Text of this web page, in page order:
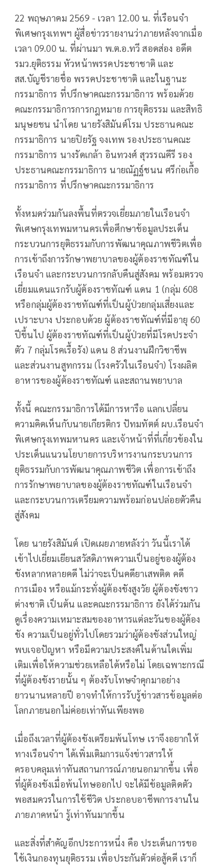
22 พฤษภาคม 2569 - เวลา 12.00 น. ที่เรือนจำ
พิเศษกรุงเทพฯ ผู้สื่อข่าวรายงานว่าภายหลังจากเมื่อ
เวลา 09.00 น. ที่ผ่านมา พ.ต.อ.ทวี สอดส่อง อดีต
รมว.ยุติธรรม หัวหน้าพรรคประชาชาติ และ
สส.บัญชีรายชื่อ พรรคประชาชาติ และในฐานะ
กรรมาธิการ ที่ปรึกษาคณะกรรมาธิการ พร้อมด้วย
คณะกรรมาธิการการกฎหมาย การยุติธรรม และสิทธิ
มนุษยชน นำโดย นายรังสิมันต์โรม ประธานคณะ
กรรมาธิการ นายปิยรัฐ จงเทพ รองประธานคณะ
กรรมาธิการ นางรัดเกล้า อินทวงศ์ สุวรรณคีรี รอง
ประธานคณะกรรมาธิการ นายณัฏฐ์ชนน ศรีก่อเกื้อ
กรรมาธิการ ที่ปรึกษาคณะกรรมาธิการ
ทั้งหมดร่วมกันลงพื้นที่ตรวจเยี่ยมภายในเรือนจำ
พิเศษกรุงเทพมหานครเพื่อศึกษาข้อมูลประเด็น
กระบวนการยุติธรรมกับการพัฒนาคุณภาพชีวิตเพื่อ
การเข้าถึงการรักษาพยาบาลของผู้ต้องราชทัณฑ์ใน
เรือนจำ และกระบวนการกลับคืนสู่สังคม พร้อมตรวจ
เยี่ยมแดนแรกรับผู้ต้องราชทัณฑ์ แดน 1 (กลุ่ม 608
หรือกลุ่มผู้ต้องราชทัณฑ์ที่เป็นผู้ป่วยกลุ่มเสี่ยงและ
เปราะบาง ประกอบด้วย ผู้ต้องราชทัณฑ์ที่มีอายุ 60
ปีขึ้นไป ผู้ต้องราชทัณฑ์ที่เป็นผู้ป่วยที่มีโรคประจำ
ตัว 7 กลุ่มโรคเรื้อรัง) แดน 8 ส่วนงานฝึกวิชาชีพ
และส่วนงานสูทกรรม (โรงครัวในเรือนจำ) โรงผลิต
อาหารของผู้ต้องราชทัณฑ์ และสถานพยาบาล
ทั้งนี้ คณะกรรมาธิการได้มีการหารือ แลกเปลี่ยน
ความคิดเห็นกับนายเกียรติกร ปัทมทัตต์ ผบ.เรือนจำ
พิเศษกรุงเทพมหานคร และเจ้าหน้าที่ที่เกี่ยวข้องใน
ประเด็นแนวนโยบายการบริหารงานกระบวนการ
ยุติธรรมกับการพัฒนาคุณภาพชีวิต เพื่อการเข้าถึง
การรักษาพยาบาลของผู้ต้องราชทัณฑ์ในเรือนจำ
และกระบวนการเตรียมความพร้อมก่อนปล่อยตัวคืน
สู่สังคม
โดย นายรังสิมันต์ เปิดเผยภายหลังว่า วันนี้เราได้
เข้าไปเยี่ยมเยียนสวัสดิภาพความเป็นอยู่ของผู้ต้อง
ขังหลากหลายคดี ไม่ว่าจะเป็นคดียาเสพติด คดี
การเมือง หรือแม้กระทั่งผู้ต้องขังสูงวัย ผู้ต้องขังชาว
ต่างชาติ เป็นต้น และคณะกรรมาธิการ ยังได้ร่วมกัน
ดูเรื่องความเหมาะสมของอาหารแต่ละวันของผู้ต้อง
ขัง ความเป็นอยู่ทั่วไปโดยรวมว่าผู้ต้องขังส่วนใหญ่
พบเจอปัญหา หรือมีความประสงค์ในด้านใดเพิ่ม
เติมเพื่อให้ความช่วยเหลือได้หรือไม่ โดยเฉพาะกรณี
ที่ผู้ต้องขังรายนั้น ๆ ต้องรับโทษจำคุกมาอย่าง
ยาวนานหลายปี อาจทำให้การรับรู้ข่าวสารข้อมูลต่อ
โลกภายนอกไม่ค่อยเท่าทันเพียงพอ
เมื่อถึงเวลาที่ผู้ต้องขังเตรียมพ้นโทษ เราจึงอยากให้
ทางเรือนจำฯ ได้เพิ่มเติมการแจ้งข่าวสารให้
ครอบคลุมเท่าทันสถานการณ์ภายนอกมากขึ้น เพื่อ
ที่ผู้ต้องขังเมื่อพ้นโทษออกไป จะได้มีข้อมูลติดตัว
พอสมควรในการใช้ชีวิต ประกอบอาชีพการงานใน
ภายภาคหน้า รู้เท่าทันมากขึ้น
และสิ่งที่สำคัญอีกประการหนึ่ง คือ ประเด็นการขอ
ใช้เงินกองทุนยุติธรรม เพื่อประกันตัวต่อสู้คดี เราก็